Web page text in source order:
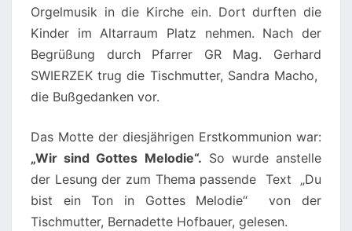
Orgelmusik in die Kirche ein. Dort durften die
Kinder im Altarraum Platz nehmen. Nach der
Begrüßung durch Pfarrer GR Mag. Gerhard
SWIERZEK trug die Tischmutter, Sandra Macho,
die Bußgedanken vor.
Das Motte der diesjährigen Erstkommunion war:
„Wir sind Gottes Melodie“. So wurde anstelle
der Lesung der zum Thema passende Text „Du
bist ein Ton in Gottes Melodie“ von der
Tischmutter, Bernadette Hofbauer, gelesen.